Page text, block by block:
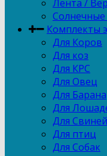
Лента /
Солнечные
Комплекты
Для Коров
Для коз
Для КРС
Для Овец
Для Барана
Для
Для Свиней
Для птиц
Для Собак